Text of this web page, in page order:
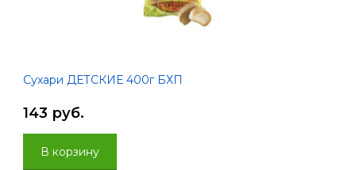
Сухари ДЕТСКИЕ 400г БХП
143 руб.
В корзину